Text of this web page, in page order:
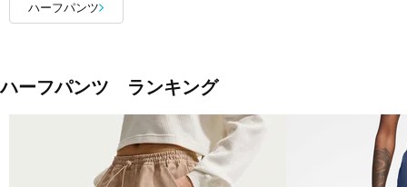
ハーフパンツ
ハーフパンツ ランキング